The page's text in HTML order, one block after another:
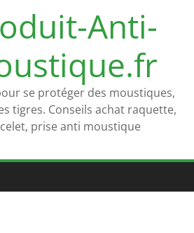
Anti-
se protéger des moustiques,
tigres. Conseils achat raquette,
prise anti moustique